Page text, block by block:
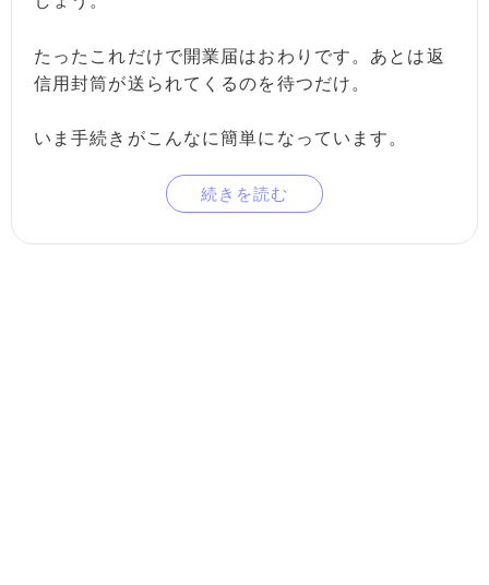
たったこれだけで開業届はおわりです。あとは返
信用封筒が送られてくるのを待つだけ。
いま手続きがこんなに簡単になっています。
続きを読む